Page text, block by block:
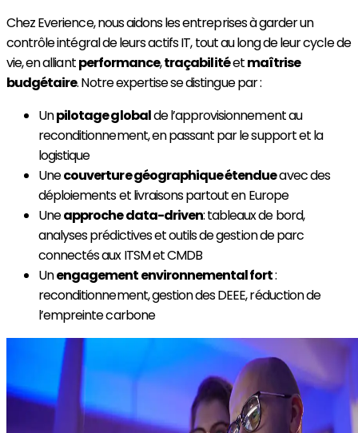
Chez Everience, nous aidons les entreprises à garder un
contrôle intégral de leurs actifs IT, tout au long de leur cycle de
vie, en alliantperformance,traçabilitéetmaîtrise
budgétaire. Notre expertise se distingue par :
Unpilotage globalde l’approvisionnement au
reconditionnement, en passant par le support et la
logistique
Unecouverture géographique étendueavec des
déploiements et livraisons partout en Europe
Uneapproche data-driven: tableaux de bord,
analyses prédictives et outils de gestion de parc
connectés aux ITSM et CMDB
Unengagement environnemental fort:
reconditionnement, gestion des DEEE, réduction de
l’empreinte carbone